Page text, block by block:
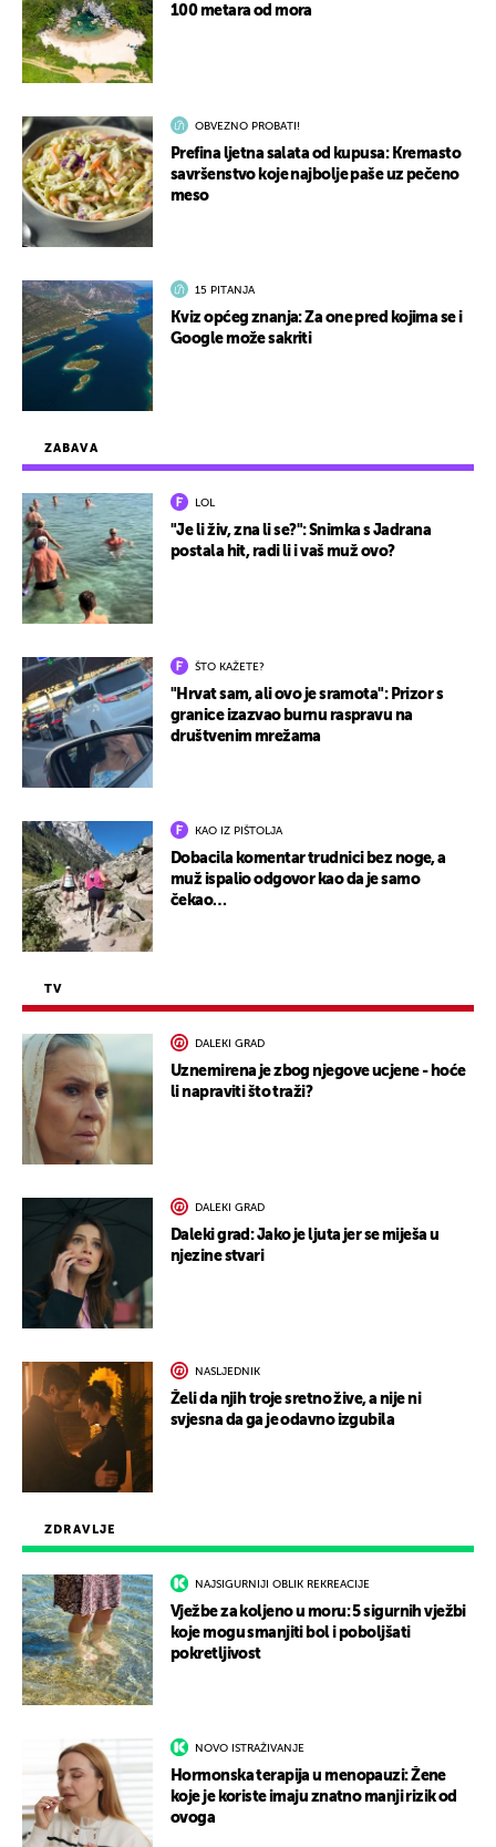
ZDRAVLJE
NAJSIGURNIJI OBLIK REKREACIJE
Vježbe za koljeno u moru: 5 sigurnih vježbi
koje mogu smanjiti bol i poboljšati
pokretljivost
NOVO ISTRAŽIVANJE
Hormonska terapija u menopauzi: Žene
koje je koriste imaju znatno manji rizik od
ovoga
ZABAVA
LOL
"Je li živ, zna li se?": Snimka s Jadrana
postala hit, radi li i vaš muž ovo?
ŠTO KAŽETE?
"Hrvat sam, ali ovo je sramota": Prizor s
granice izazvao burnu raspravu na
društvenim mrežama
KAO IZ PIŠTOLJA
Dobacila komentar trudnici bez noge, a
muž ispalio odgovor kao da je samo
čekao…
TV
DALEKI GRAD
Uznemirena je zbog njegove ucjene - hoće
li napraviti što traži?
DALEKI GRAD
Daleki grad: Jako je ljuta jer se miješa u
njezine stvari
NASLJEDNIK
Želi da njih troje sretno žive, a nije ni
svjesna da ga je odavno izgubila
100 metara od mora
OBVEZNO PROBATI!
Prefina ljetna salata od kupusa: Kremasto
savršenstvo koje najbolje paše uz pečeno
meso
15 PITANJA
Kviz općeg znanja: Za one pred kojima se i
Google može sakriti